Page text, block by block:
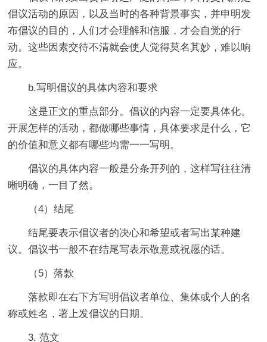
倡议活动的原因，以及当时的各种背景事实，并申明发
布倡议的目的，人们才会理解和信服，才会自觉的行
动。这些因素交待不清就会使人觉得莫名其妙，难以响
应。
b.写明倡议的具体内容和要求
这是正文的重点部分。倡议的内容一定要具体化。
开展怎样的活动，都做哪些事情，具体要求是什么，它
的价值和意义都有哪些均需一一写明。
倡议的具体内容一般是分条开列的，这样写往往清
晰明确，一目了然。
（4）结尾
结尾要表示倡议者的决心和希望或者写出某种建
议。倡议书一般不在结尾写表示敬意或祝愿的话。
（5）落款
落款即在右下方写明倡议者单位、集体或个人的名
称或姓名，署上发倡议的日期。
3. 范文